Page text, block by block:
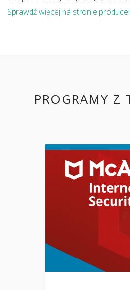
Sprawdź więcej na stronie
PROGRAMY Z